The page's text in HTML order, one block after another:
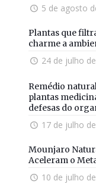
5 de agosto
Plantas que
charme a
24 de julho
Remédio
plantas
defesas do
17 de julho
Mounjaro
Aceleram o
10 de julho